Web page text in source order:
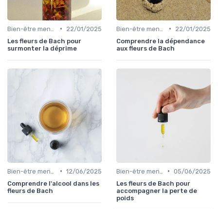
•
22/01/2025
Les fleurs de Bach pour
surmonter la déprime
•
22/01/2025
Comprendre la dépendance
aux fleurs de Bach
• 12/06/2025
Comprendre l'alcool dans les
fleurs de Bach
• 05/06/2025
Les fleurs de Bach pour
accompagner la perte de
poids